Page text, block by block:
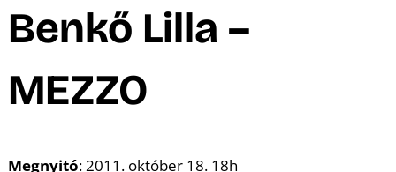
Benkő Lilla –
MEZZO
Megnyitó: 2011. október 18. 18h